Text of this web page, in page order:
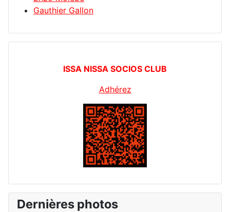
Gauthier Gallon
ISSA NISSA SOCIOS CLUB
Adhérez
Dernières photos